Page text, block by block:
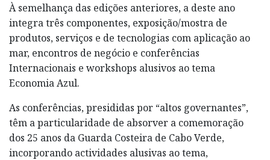
À semelhança das edições anteriores, a deste ano
integra três componentes, exposição/mostra de
produtos, serviços e de tecnologias com aplicação ao
mar, encontros de negócio e conferências
Internacionais e workshops alusivos ao tema
Economia Azul.
As conferências, presididas por “altos governantes”,
têm a particularidade de absorver a comemoração
dos 25 anos da Guarda Costeira de Cabo Verde,
incorporando actividades alusivas ao tema,